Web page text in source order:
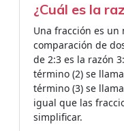
¿Cuál es la
Una fracción es un
comparación de
de 2:3 es la razón
término (2) se
término (3) se
igual que las
simplificar.